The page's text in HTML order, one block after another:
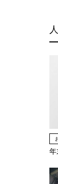
年